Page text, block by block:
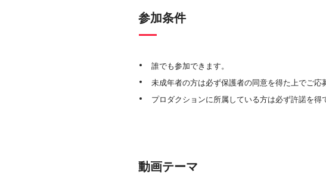
参加条件
誰でも参加できます。
未成年者の方は必ず保護者の同意を得た上でご応
プロダクションに所属している方は必ず許諾を得
動画テーマ